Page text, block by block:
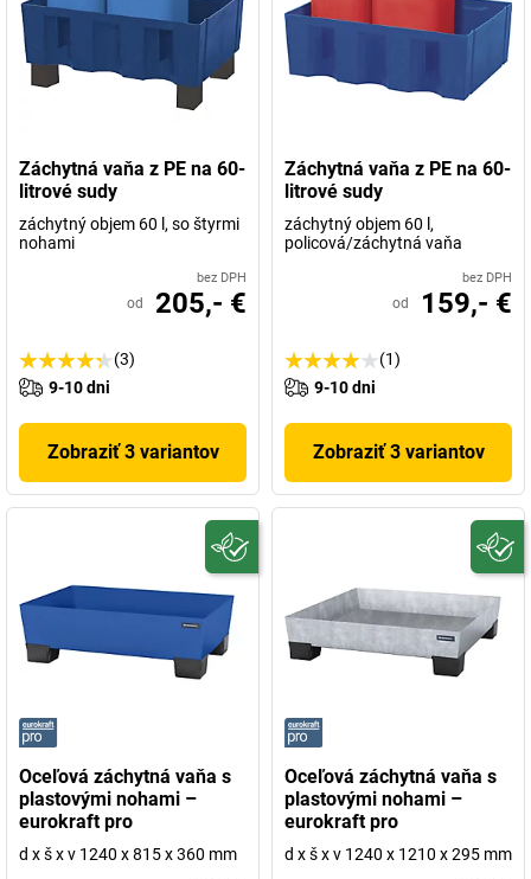
Záchytná vaňa z PE na 60-
litrové sudy
záchytný objem 60 l, so štyrmi
nohami
bez DPH
od 205,- €
(3)
9-10 dni
Zobraziť 3 variantov
Záchytná vaňa z PE na 60-
litrové sudy
záchytný objem 60 l,
policová/záchytná vaňa
bez DPH
od 159,- €
(1)
9-10 dni
Zobraziť 3 variantov
Oceľová záchytná vaňa s
plastovými nohami –
eurokraft pro
d x š x v 1240 x 815 x 360 mm
Oceľová záchytná vaňa s
plastovými nohami –
eurokraft pro
d x š x v 1240 x 1210 x 295 mm